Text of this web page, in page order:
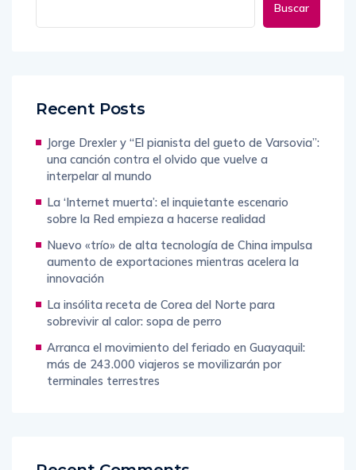
Buscar
Recent Posts
Jorge Drexler y “El pianista del gueto de Varsovia”:
una canción contra el olvido que vuelve a
interpelar al mundo
La ‘Internet muerta’: el inquietante escenario
sobre la Red empieza a hacerse realidad
Nuevo «trío» de alta tecnología de China impulsa
aumento de exportaciones mientras acelera la
innovación
La insólita receta de Corea del Norte para
sobrevivir al calor: sopa de perro
Arranca el movimiento del feriado en Guayaquil:
más de 243.000 viajeros se movilizarán por
terminales terrestres